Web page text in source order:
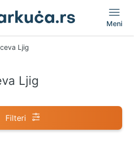
Meni
Ljig
Ljig
Filteri